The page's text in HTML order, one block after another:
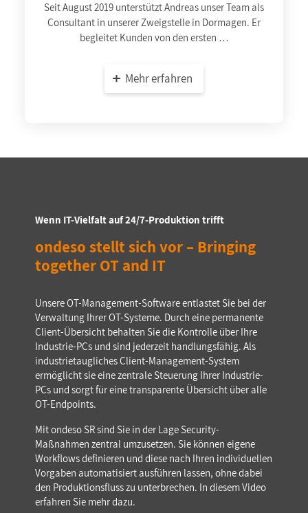
Seit August 2019 unterstützt Andreas unser Team als
Consultant in unserer Zweigstelle in Dormagen. Er
begleitet Kunden von den ersten …
Mehr erfahren
Wenn IT-Vielfalt auf 24/7-Produktion trifft
ondeso stellt sich vor – Bringing
together OT and IT
Unsere OT-Management-Software entlastet Sie bei der
Verwaltung Ihrer OT-Systeme. Durch eine permanente
Client-Übersicht behalten Sie die Kontrolle über Ihre
Industrie-PCs und sind jederzeit handlungsfähig. Als
industrietaugliches Client-Management-System
ermöglicht sie eine zentrale Steuerung Ihrer Industrie-
PCs und sorgt für eine transparente Übersicht über alle
OT-Endpoints.
Mit ondeso SR sind Sie in der Lage Security-
Maßnahmen zentral umzusetzen. Sie können eigene
Workflows definieren und diese nach Ihren individuellen
Vorgaben automatisiert ausführen lassen, ohne dabei
den Produktionsfluss zu unterbrechen. In diesem Video
erfahren Sie mehr dazu.